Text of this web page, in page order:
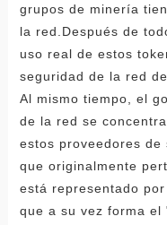
grupos de minería
la red.Después de
uso real de estos
seguridad de la red
Al mismo tiempo, el
de la red se
estos proveedores
que originalmente
está representado
que a su vez forma el